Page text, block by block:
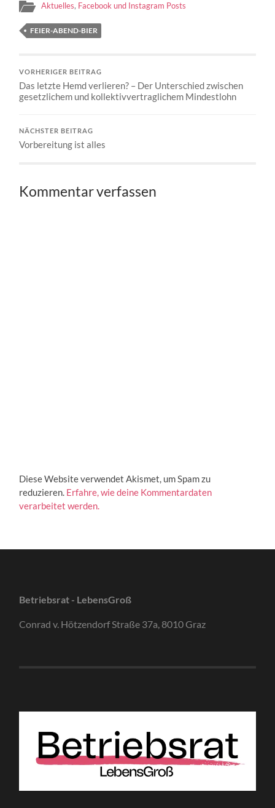
Aktuelles, Facebook und Instagram Posts
FEIER-ABEND-BIER
VORHERIGER BEITRAG
Das letzte Hemd verlieren? – Der Unterschied zwischen
gesetzlichem und kollektivvertraglichem Mindestlohn
NÄCHSTER BEITRAG
Vorbereitung ist alles
Kommentar verfassen
Diese Website verwendet Akismet, um Spam zu
reduzieren. Erfahre, wie deine Kommentardaten
verarbeitet werden.
Betriebsrat - LebensGroß
Conrad v. Hötzendorf Straße 37a, 8010 Graz